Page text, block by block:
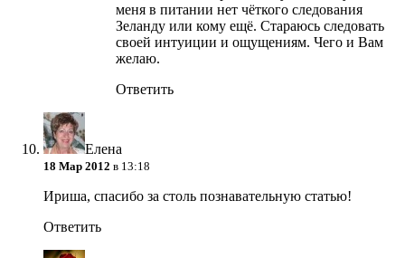
меня в питании нет чёткого следования
Зеланду или кому ещё. Стараюсь следовать
своей интуиции и ощущениям. Чего и Вам
желаю.
Ответить
Елена
18 Мар 2012 в 13:18
Ириша, спасибо за столь познавательную статью!
Ответить